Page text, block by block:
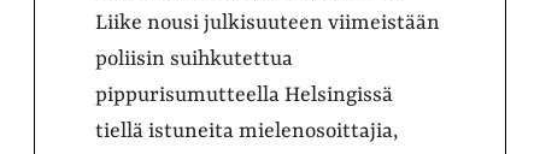
Liike nousi julkisuuteen viimeistään
poliisin suihkutettua
pippurisumutteella Helsingissä
tiellä istuneita mielenosoittajia,